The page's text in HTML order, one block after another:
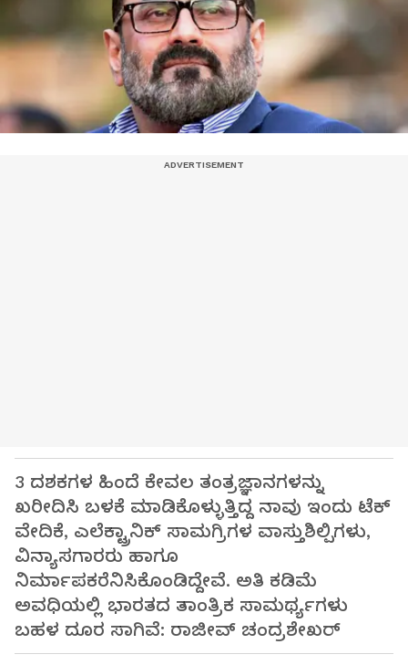
3 ದಶಕಗಳ ಹಿಂದೆ ಕೇವಲ ತಂತ್ರಜ್ಞಾನಗಳನ್ನು
ಖರೀದಿಸಿ ಬಳಕೆ ಮಾಡಿಕೊಳ್ಳುತ್ತಿದ್ದ ನಾವು ಇಂದು ಟೆಕ್‌
ವೇದಿಕೆ, ಎಲೆಕ್ಟ್ರಾನಿಕ್‌ ಸಾಮಗ್ರಿಗಳ ವಾಸ್ತುಶಿಲ್ಪಿಗಳು,
ವಿನ್ಯಾಸಗಾರರು ಹಾಗೂ
ನಿರ್ಮಾಪಕರೆನಿಸಿಕೊಂಡಿದ್ದೇವೆ. ಅತಿ ಕಡಿಮೆ
ಅವಧಿಯಲ್ಲಿ ಭಾರತದ ತಾಂತ್ರಿಕ ಸಾಮರ್ಥ್ಯಗಳು
ಬಹಳ ದೂರ ಸಾಗಿವೆ: ರಾಜೀವ್‌ ಚಂದ್ರಶೇಖರ್‌